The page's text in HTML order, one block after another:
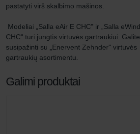
pastatyti virš skalbimo mašinos.
CHC" turi jungtis virtuvės gartraukiui. Galite
susipažinti su „Enervent Zehnder" virtuvės
gartraukių asortimentu.
Galimi produktai